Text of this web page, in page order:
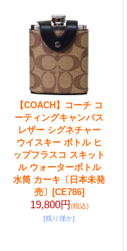
【COACH】コーチ コ
ーティングキャンバス
レザー シグネチャー
ウイスキー ボトル ヒ
ップフラスコ スキット
ル ウォーターボトル
水筒 カーキ〔日本未発
売〕 [CE786]
19,800円(税込)
[残り僅か]